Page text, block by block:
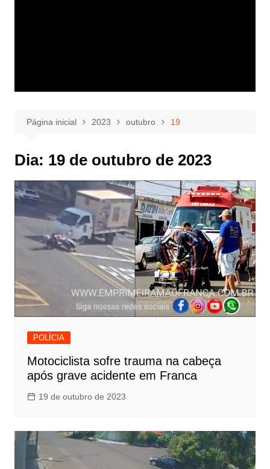
Página inicial 2023 outubro 19
Dia: 19 de outubro de 2023
POLÍCIA
Motociclista sofre trauma na cabeça
após grave acidente em Franca
19 de outubro de 2023